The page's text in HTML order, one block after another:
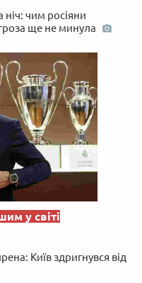
ніч: чим росіяни
ще не минула
у світі
Київ здригнувся від